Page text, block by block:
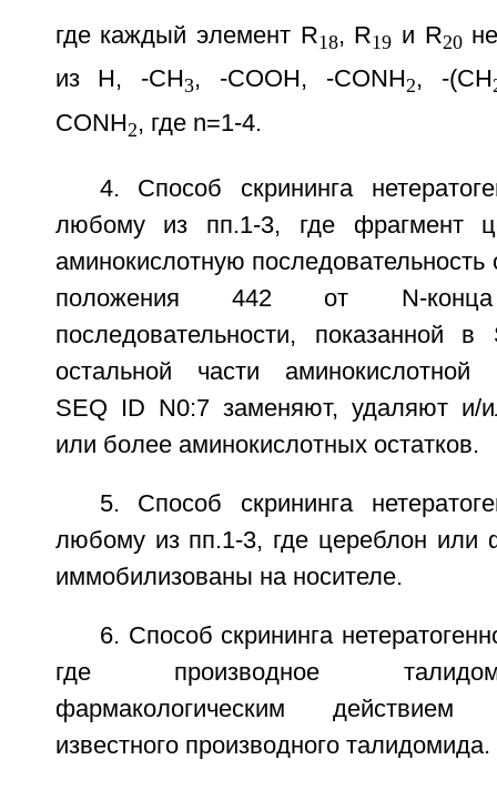
где каждый элемент R18, R19 и R20
из H, -CH 3, -СООН, -CONH 2, -(CH
CONH2, где n=1-4.
4. Способ скрининга
любому из пп.1-3, где фрагмент
аминокислотную
положения 442 от N-конца
последовательности,
остальной части аминокислотной
SEQ ID N0:7 заменяют, удаляют и/
или более аминокислотных остатков.
5. Способ скрининга
любому из пп.1-3, где цереблон или
иммобилизованы на носителе.
6. Способ скрининга
где производное
фармакологическим
известного производного талидомида.